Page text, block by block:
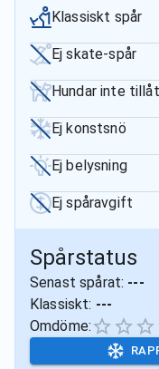
Klassiskt spår
Ej skate-spår
Hundar inte
Ej konstsnö
Ej belysning
Ej spåravgift
Spårstatus
Senast spårat: ---
Klassiskt: ---
Omdöme: